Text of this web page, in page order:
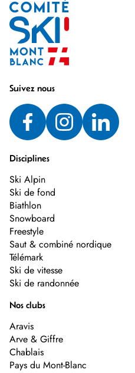
Suivez nous
Disciplines
Ski Alpin
Ski de fond
Biathlon
Snowboard
Freestyle
Saut & combiné nordique
Télémark
Ski de vitesse
Ski de randonnée
Nos clubs
Aravis
Arve & Giffre
Chablais
Pays du Mont-Blanc